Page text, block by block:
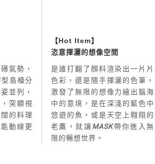
氣勢，
島檯分
並列，
突顯視
的料理
動線更
【Hot Item】
恣意揮灑的想像空間
是誰打翻了顏料渲染出一片片
色彩，還是隨手揮灑的色筆，
激發了無限的想像力繪出腦海
中的意境，是在深淺的藍色中
悠遊的魚，或是天空上翱翔的
老鷹，就讓MASK帶你進入無
限的暢想世界。